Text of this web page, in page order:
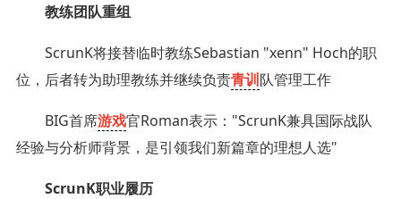
教练团队重组‌
ScrunK将接替临时教练Sebastian "xenn" Hoch的职
位，后者转为助理教练并继续负责青训队管理工作
BIG首席游戏官Roman表示："ScrunK兼具国际战队
经验与分析师背景，是引领我们新篇章的理想人选"
ScrunK职业履历‌